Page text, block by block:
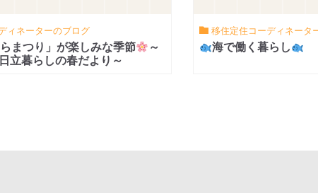
ィネーターのブログ
らまつり」が楽しみな季節
～
立暮らしの春だより～
移住定住コーディネータ
海で働く暮らし